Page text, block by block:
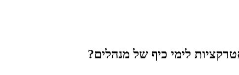
לימי כיף של מנהלים?